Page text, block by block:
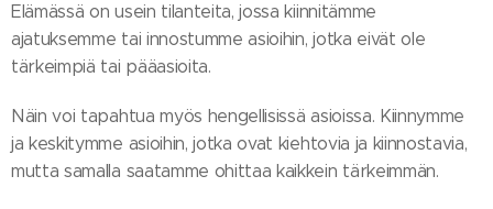
Elämässä on usein tilanteita, jossa kiinnitämme
ajatuksemme tai innostumme asioihin, jotka eivät ole
tärkeimpiä tai pääasioita.
Näin voi tapahtua myös hengellisissä asioissa. Kiinnymme
ja keskitymme asioihin, jotka ovat kiehtovia ja kiinnostavia,
mutta samalla saatamme ohittaa kaikkein tärkeimmän.